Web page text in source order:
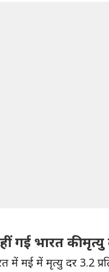
भारत की मृत्यु
में मई में मृत्यु दर 3.2